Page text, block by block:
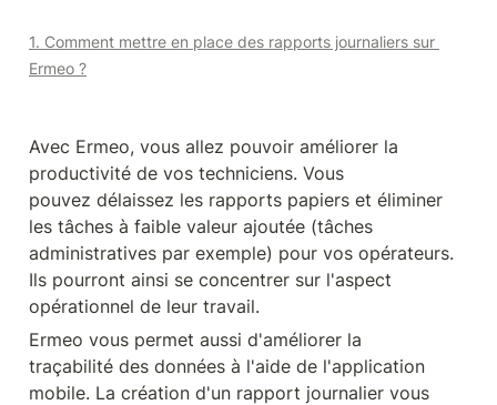
1. Comment mettre en place des rapports journaliers sur
Ermeo ?
Avec Ermeo, vous allez pouvoir améliorer la
productivité de vos techniciens. Vous
pouvez délaissez les rapports papiers et éliminer
les tâches à faible valeur ajoutée (tâches
administratives par exemple) pour vos opérateurs.
Ils pourront ainsi se concentrer sur l'aspect
opérationnel de leur travail.
Ermeo vous permet aussi d'améliorer la
traçabilité des données à l'aide de l'application
mobile. La création d'un rapport journalier vous